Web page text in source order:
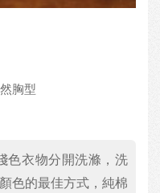
胸型
色衣物分開洗滌，洗
色的最佳方式，純棉